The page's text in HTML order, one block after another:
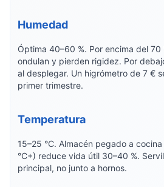
Humedad
Óptima 40–60 %. Por encima del 70
ondulan y pierden rigidez. Por
al desplegar. Un higrómetro de 7 €
primer trimestre.
Temperatura
15–25 °C. Almacén pegado a
°C+) reduce vida útil 30–40 %.
principal, no junto a hornos.